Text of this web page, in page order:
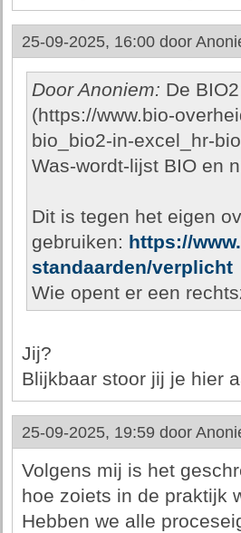
25-09-2025, 16:00 door
Door Anoniem: De
(https://www.bio-
bio_bio2-in-excel_hr-
Was-wordt-lijst BIO en
Dit is tegen het eigen
gebruiken: https://
standaarden/verplicht
Wie opent er een
Jij?
Blijkbaar stoor jij je hier
25-09-2025, 19:59 door
Volgens mij is het
hoe zoiets in de praktijk
Hebben we alle